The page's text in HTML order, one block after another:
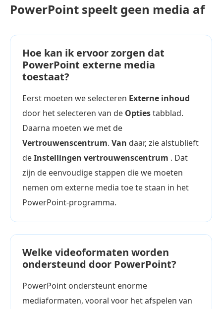
PowerPoint speelt geen media af
Hoe kan ik ervoor zorgen dat
PowerPoint externe media
toestaat?
Eerst moeten we selecteren Externe inhoud
door het selecteren van de Optiestabblad.
Daarna moeten we met de
Vertrouwenscentrum. Van daar, zie alstublieft
deInstellingen vertrouwenscentrum . Dat
zijn de eenvoudige stappen die we moeten
nemen om externe media toe te staan in het
PowerPoint-programma.
Welke videoformaten worden
ondersteund door PowerPoint?
PowerPoint ondersteunt enorme
mediaformaten, vooral voor het afspelen van